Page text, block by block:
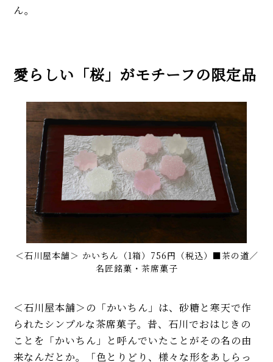
ん。
愛らしい「桜」がモチーフの限定品
＜石川屋本舗＞ かいちん（1箱）756円（税込）■茶の道／
名匠銘菓・茶席菓子
＜石川屋本舗＞の「かいちん」は、砂糖と寒天で作
られたシンプルな茶席菓子。昔、石川でおはじきの
ことを「かいちん」と呼んでいたことがその名の由
来なんだとか。「色とりどり、様々な形をあしらっ